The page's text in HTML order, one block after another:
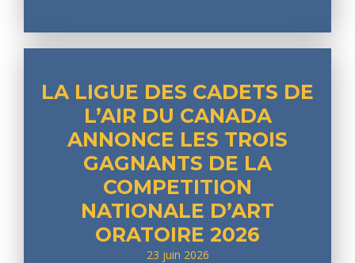
LA LIGUE DES CADETS DE
L’AIR DU CANADA
ANNONCE LES TROIS
GAGNANTS DE LA
COMPETITION
NATIONALE D’ART
ORATOIRE 2026
23 juin 2026